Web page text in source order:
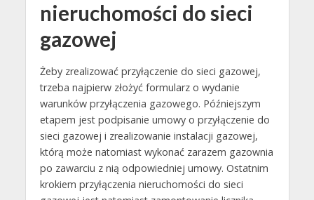
nieruchomości do sieci
gazowej
Żeby zrealizować przyłączenie do sieci gazowej,
trzeba najpierw złożyć formularz o wydanie
warunków przyłączenia gazowego. Późniejszym
etapem jest podpisanie umowy o przyłączenie do
sieci gazowej i zrealizowanie instalacji gazowej,
którą może natomiast wykonać zarazem gazownia
po zawarciu z nią odpowiedniej umowy. Ostatnim
krokiem przyłączenia nieruchomości do sieci